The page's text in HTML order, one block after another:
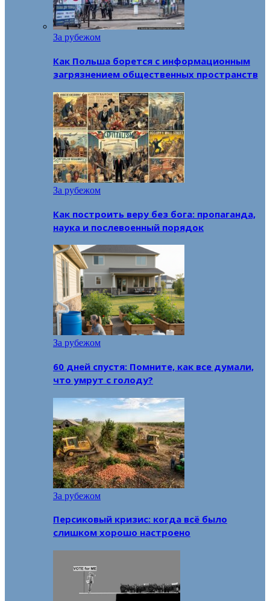
За рубежом
Как Польша борется с информационным
загрязнением общественных пространств
За рубежом
Как построить веру без бога: пропаганда,
наука и послевоенный порядок
За рубежом
60 дней спустя: Помните, как все думали,
что умрут с голоду?
За рубежом
Персиковый кризис: когда всё было
слишком хорошо настроено